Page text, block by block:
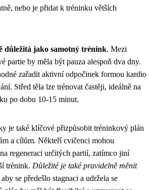
nebo je přidat k tréninku větších
důležitá jako samotný trénink. Mezi
partie by měla být pauza alespoň dva dny.
zařadit aktivní odpočinek formou kardio
Střed těla lze trénovat častěji, ideálně na
po dobu 10-15 minut.
je také klíčové přizpůsobit tréninkový plán
a cílům. Někteří cvičenci mohou
regeneraci určitých partií, zatímco jiní
trénink. Důležité je také pravidelně měnit
aby se předešlo stagnaci a udržela se